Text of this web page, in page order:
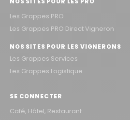
Les Grappes PRO
Les Grappes PRO Direct Vigneron
NOS SITES POUR LES VIGNERONS
Les Grappes Services
Les Grappes Logistique
SE CONNECTER
Café, Hôtel, Restaurant